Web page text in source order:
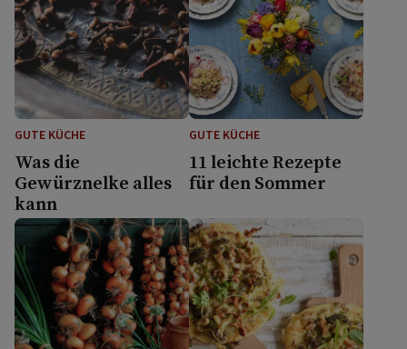
GUTE KÜCHE
Was die
Gewürznelke alles
kann
GUTE KÜCHE
11 leichte Rezepte
für den Sommer